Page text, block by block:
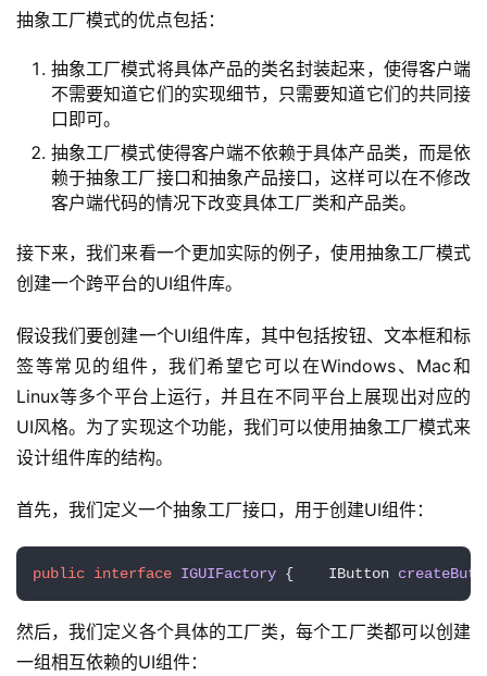
用
接
抽象工厂模式的优点包括：
抽象工厂模式将具体产品的类名封装起来，使得客户端
不需要知道它们的实现细节，只需要知道它们的共同接
口即可。
抽象工厂模式使得客户端不依赖于具体产品类，而是依
赖于抽象工厂接口和抽象产品接口，这样可以在不修改
客户端代码的情况下改变具体工厂类和产品类。
接下来，我们来看一个更加实际的例子，使用抽象工厂模式
创建一个跨平台的UI组件库。
假设我们要创建一个UI组件库，其中包括按钮、文本框和标
签等常见的组件，我们希望它可以在Windows、Mac和
Linux等多个平台上运行，并且在不同平台上展现出对应的
UI风格。为了实现这个功能，我们可以使用抽象工厂模式来
设计组件库的结构。
首先，我们定义一个抽象工厂接口，用于创建UI组件：
public interface IGUIFactory { IButton
然后，我们定义各个具体的工厂类，每个工厂类都可以创建
一组相互依赖的UI组件：